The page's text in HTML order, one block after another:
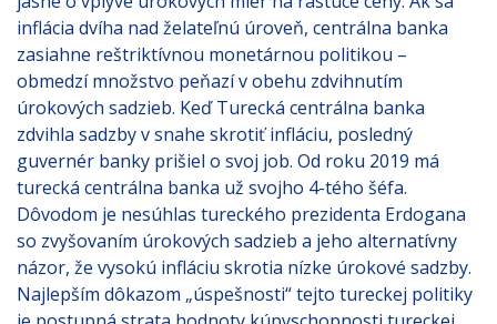
inflácia dvíha nad želateľnú úroveň, centrálna banka
zasiahne reštriktívnou monetárnou politikou –
obmedzí množstvo peňazí v obehu zdvihnutím
úrokových sadzieb. Keď Turecká centrálna banka
zdvihla sadzby v snahe skrotiť infláciu, posledný
guvernér banky prišiel o svoj job. Od roku 2019 má
turecká centrálna banka už svojho 4-tého šéfa.
Dôvodom je nesúhlas tureckého prezidenta Erdogana
so zvyšovaním úrokových sadzieb a jeho alternatívny
názor, že vysokú infláciu skrotia nízke úrokové sadzby.
Najlepším dôkazom „úspešnosti“ tejto tureckej politiky